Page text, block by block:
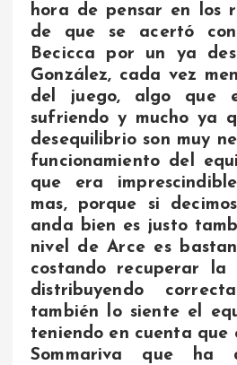
hora de pensar en los
de que se acertó
Becicca por un ya
González, cada vez
del juego, algo que
sufriendo y mucho ya
desequilibrio son muy
funcionamiento del
que era
mas, porque si
anda bien es justo
nivel de Arce es
costando recuperar la
distribuyendo
también lo siente el
teniendo en cuenta que
Sommariva que ha